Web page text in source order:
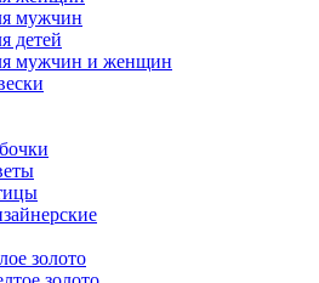
мужчин
детей
мужчин и женщин
золото